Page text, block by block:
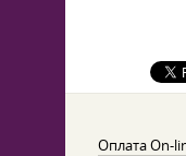
Оплата On-